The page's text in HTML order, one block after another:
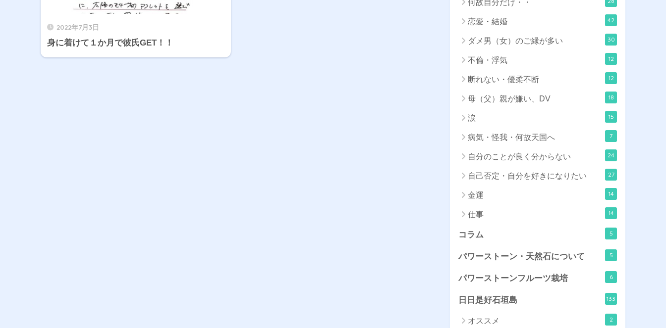
2022年7月3日
身に着けて１か月で彼氏GET！！
何故自分だけ・・
恋愛・結婚 42
ダメ男（女）のご縁が多い 30
不倫・浮気 12
断れない・優柔不断 12
母（父）親が嫌い、DV 18
涙 15
病気・怪我・何故天国へ 7
自分のことが良く分からない 24
自己否定・自分を好きになりたい 27
金運 14
仕事 14
コラム 5
パワーストーン・天然石について 5
パワーストーンフルーツ栽培 6
日日是好石垣島 133
オススメ 2